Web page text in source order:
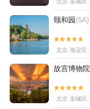
北京·东城区
颐和园(5A)


北京·海淀区
故宫博物院


北京·东城区